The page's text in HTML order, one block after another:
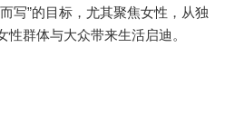
写”的目标，尤其聚焦女性，从独
群体与大众带来生活启迪。